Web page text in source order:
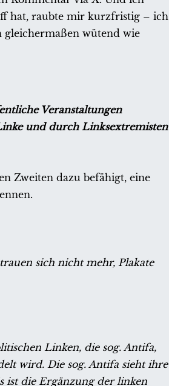
hat, raubte mir kurzfristig – ich
gleichermaßen wütend wie
Veranstaltungen
und durch Linksextremisten
Zweiten dazu befähigt, eine
sich nicht mehr, Plakate
Linken, die sog. Antifa,
wird. Die sog. Antifa sieht ihre
ist die Ergänzung der linken